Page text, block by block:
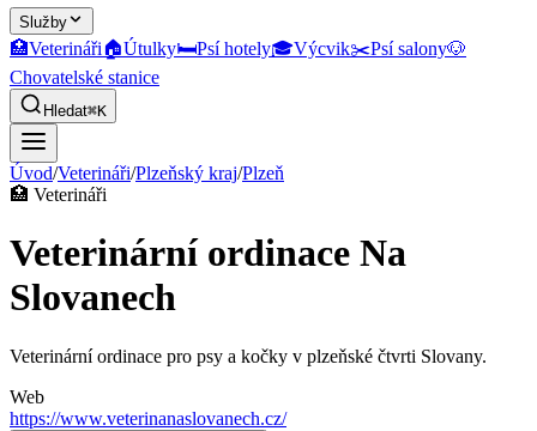
Služby
🏥Veterináři🏠Útulky🛏️Psí hotely🎓Výcvik✂️Psí salony🐶
Chovatelské stanice
Hledat⌘K
Úvod/Veterináři/Plzeňský kraj/Plzeň
🏥 Veterináři
Veterinární ordinace Na
Slovanech
Veterinární ordinace pro psy a kočky v plzeňské čtvrti Slovany.
Web
https://www.veterinanaslovanech.cz/